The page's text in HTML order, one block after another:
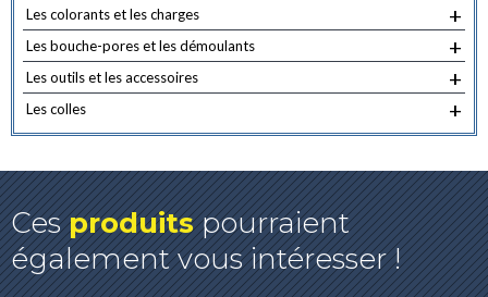
+
Les colorants et les charges
+
Les bouche-pores et les démoulants
+
Les outils et les accessoires
+
Les colles
Cesproduitspourraient
également vous intéresser !